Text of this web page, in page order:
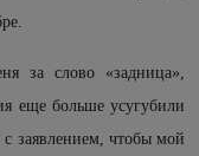
за слово «задница»,
еще больше усугубили
заявлением, чтобы мой